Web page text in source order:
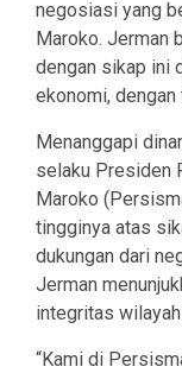
negosiasi yang
Maroko. Jerman
dengan sikap ini
ekonomi,
Menanggapi
selaku Presiden
Maroko
tingginya atas
dukungan dari
Jerman
integritas
“Kami di